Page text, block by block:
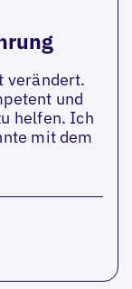
verändert.
und
helfen. Ich
mit dem